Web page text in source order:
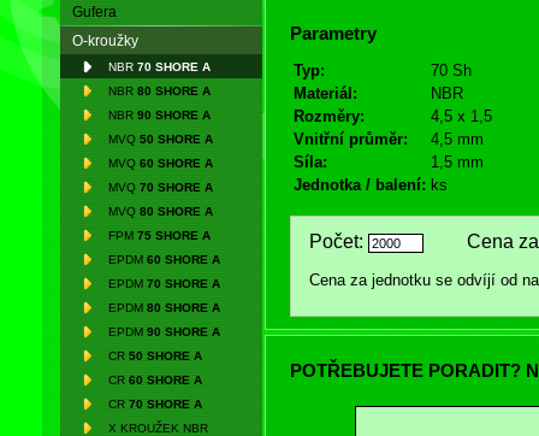
Gufera
O-kroužky
NBR 70 SHORE A
NBR 80 SHORE A
NBR 90 SHORE A
MVQ 50 SHORE A
MVQ 60 SHORE A
MVQ 70 SHORE A
MVQ 80 SHORE A
FPM 75 SHORE A
EPDM 60 SHORE A
EPDM 70 SHORE A
EPDM 80 SHORE A
EPDM 90 SHORE A
CR 50 SHORE A
CR 60 SHORE A
CR 70 SHORE A
X KROUŽEK NBR
Parametry
Typ:
70 Sh
Materiál:
NBR
Rozměry:
4,5 x 1,5
Vnitřní průměr:
4,5 mm
Síla:
1,5 mm
Jednotka / balení: ks
Počet: Cena za
Cena za jednotku se odvíjí od
POTŘEBUJETE PORADIT?